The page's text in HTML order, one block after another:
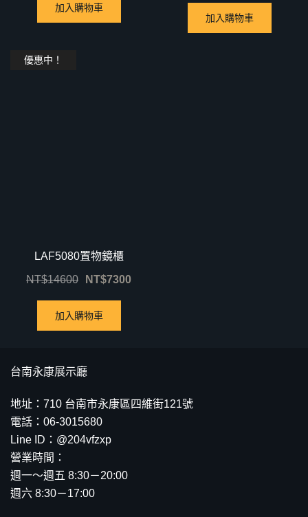
加入購物車
加入購物車
優惠中！
LAF5080置物鏡櫃
NT$14600 NT$7300
加入購物車
台南永康展示廳
地址：710 台南市永康區四維街121號
電話：06-3015680
Line ID：@204vfzxp
營業時間：
週一～週五 8:30－20:00
週六 8:30－17:00